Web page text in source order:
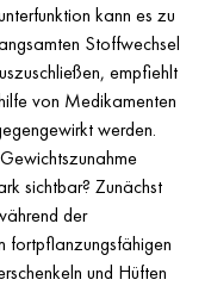
kann es zu
Stoffwechsel
empfiehlt
von Medikamenten
werden.
sichtbar? Zunächst
der
fortpflanzungsfähigen
und Hüften